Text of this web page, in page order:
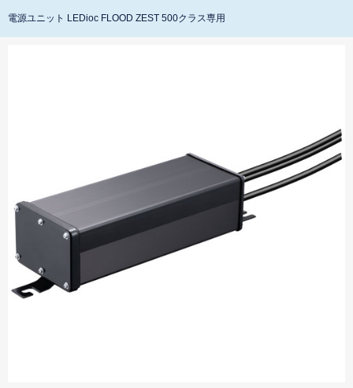
電源ユニット LEDioc FLOOD ZEST 500クラス専用